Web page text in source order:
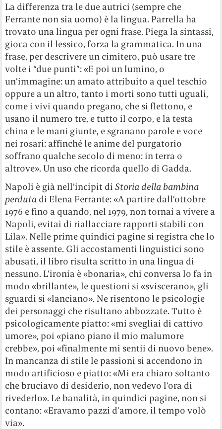
La differenza tra le due autrici (sempre che
Ferrante non sia uomo) è la lingua. Parrella ha
trovato una lingua per ogni frase. Piega la sintassi,
gioca con il lessico, forza la grammatica. In una
frase, per descrivere un cimitero, può usare tre
volte i “due punti”: «E poi un lumino, o
un’immagine: un amato attribuito a quel teschio
oppure a un altro, tanto i morti sono tutti uguali,
come i vivi quando pregano, che si flettono, e
usano il numero tre, e tutto il corpo, e la testa
china e le mani giunte, e sgranano parole e voce
nei rosari: affinché le anime del purgatorio
soffrano qualche secolo di meno: in terra o
altrove». Un uso che ricorda quello di Gadda.
Napoli è già nell’incipit diStoria della bambina
perduta di Elena Ferrante: «A partire dall’ottobre
1976 e fino a quando, nel 1979, non tornai a vivere a
Napoli, evitai di riallacciare rapporti stabili con
Lila». Nelle prime quindici pagine si registra che lo
stile è assente. Gli accostamenti linguistici sono
abusati, il libro risulta scritto in una lingua di
nessuno. L’ironia è «bonaria», chi conversa lo fa in
modo «brillante», le questioni si «sviscerano», gli
sguardi si «lanciano». Ne risentono le psicologie
dei personaggi che risultano abbozzate. Tutto è
psicologicamente piatto: «mi svegliai di cattivo
umore», poi «piano piano il mio malumore
crebbe», poi «finalmente mi sentii di nuovo bene».
In mancanza di stile le passioni si accendono in
modo artificioso e piatto: «Mi era chiaro soltanto
che bruciavo di desiderio, non vedevo l’ora di
rivederlo». Le banalità, in quindici pagine, non si
contano: «Eravamo pazzi d’amore, il tempo volò
via».